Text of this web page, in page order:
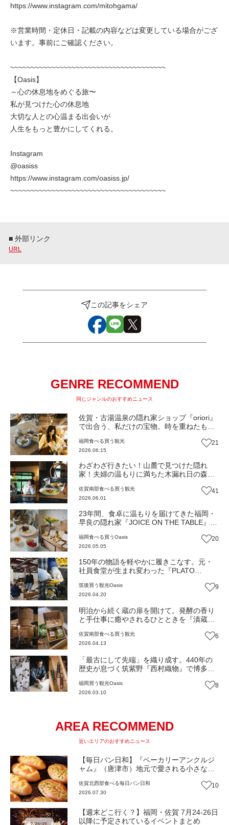
https://www.instagram.com/mitohgama/
※営業時間・定休日・記載の内容などは変更している場合がござ
います。事前にご確認ください。
~~~~~~~~~~~~~~~~~~~~~~~~~~~~~~~~~~~~~~
【Oasis】
～心の休息地をめぐる旅〜
私が見つけた心の休息地
大切な人との心温まる出会いが
人生をもっと豊かにしてくれる。
Instagram
@oasiss
https://www.instagram.com/oasiss.jp/
~~~~~~~~~~~~~~~~~~~~~~~~~~~~~~~~~~~~~~
■ 外部リンク
URL
この記事をシェア
GENRE RECOMMEND
同じジャンルのおすすめニュース
佐賀・古湯温泉の隠れ家ショップ『oriori』
で出合う、私だけの宝物。時を重ねたもの
佐賀市）【Oasis～心の休息地をめぐる旅
～】
福岡食べる買う観光
2026.06.15
21
わざわざ行きたい！山麓で見つけた隠れ
家！夫婦の温もりに満ちた木漏れ日の森で
雄市）【Oasis~心の休息地をめぐる旅~】
佐賀南部食べる買う観光
2026.06.01
41
23年間、食卓に温もりを届けてきた福岡・
早良の隠れ家『JOICE ON THE TABLE』が
区）【Oasis~心の休息地をめぐる旅~】
福岡食べる買うOasis
2026.05.05
20
150年の物語を軽やかに履きこなす。元・
社員食堂が生まれ変わった『PLATO
会う旅（福岡・久留米市）【Oasis~心の休
息地をめぐる旅~】
筑後買う観光Oasis
2026.04.20
9
明治から続く蔵の扉を開けて。発酵の香り
と手仕事に癒やされるひとときを『漬蔵た
地をめぐる旅~】
佐賀南部食べる買う観光
2026.04.13
6
「最古にして先端」を織り成す。440年の
歴史が息づく筑紫野『西村織物』で博多織
【Oasis~心の休息地をめぐる旅~】
福岡 買う観光Oasis
2026.03.10
8
AREA RECOMMEND
近いエリアのおすすめニュース
【毎日パン日和】『ベーカリーアンクルジ
ャム』（唐津市）地元で愛される小さなパ
佐賀北西部食べる毎日パン日和
2026.07.30
10
【週末どこ行く？】福岡・佐賀 7月24-26日
以降に予定されているイベントまとめ